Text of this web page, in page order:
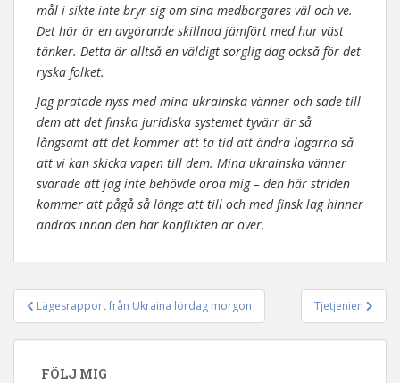
mål i sikte inte bryr sig om sina medborgares väl och ve.
Det här är en avgörande skillnad jämfört med hur väst
tänker. Detta är alltså en väldigt sorglig dag också för det
ryska folket.
Jag pratade nyss med mina ukrainska vänner och sade till
dem att det finska juridiska systemet tyvärr är så
långsamt att det kommer att ta tid att ändra lagarna så
att vi kan skicka vapen till dem. Mina ukrainska vänner
svarade att jag inte behövde oroa mig – den här striden
kommer att pågå så länge att till och med finsk lag hinner
ändras innan den här konflikten är över.
Inläggsnavigering
Lägesrapport från Ukraina lördag morgon Tjetjenien
FÖLJ MIG